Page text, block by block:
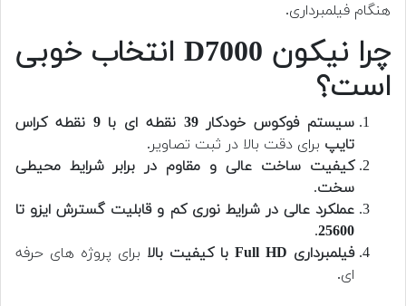
هنگام فیلمبرداری.
چرا نیکون D7000 انتخاب خوبی
است؟
سیستم فوکوس خودکار 39 نقطه ای با 9 نقطه کراس
تایپ برای دقت بالا در ثبت تصاویر.
کیفیت ساخت عالی و مقاوم در برابر شرایط محیطی
سخت.
عملکرد عالی در شرایط نوری کم و قابلیت گسترش ایزو تا
25600
.
فیلمبرداری Full HD با کیفیت بالا
برای پروژه های حرفه
ای.